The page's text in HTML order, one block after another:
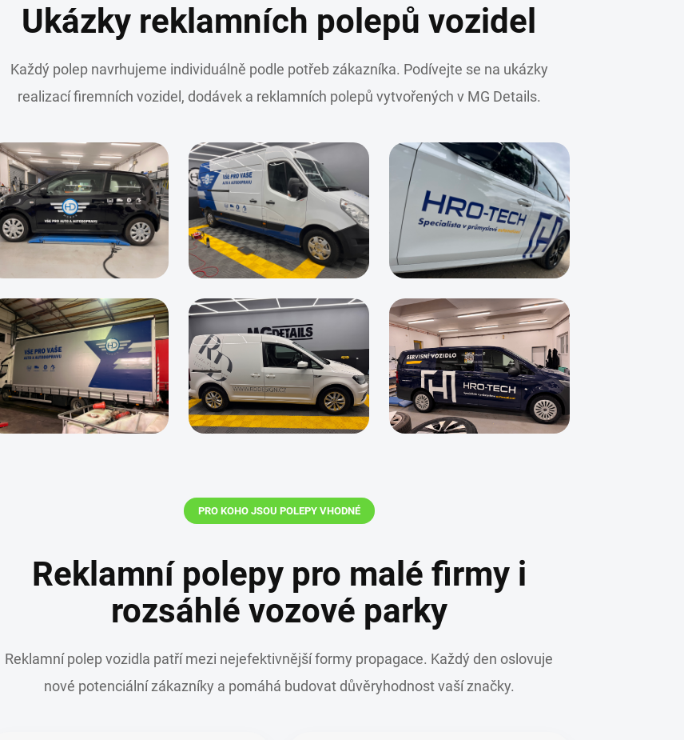
Ukázky reklamních polepů vozidel
Každý polep navrhujeme individuálně podle potřeb zákazníka. Podívejte se na ukázky
realizací firemních vozidel, dodávek a reklamních polepů vytvořených v MG Details.
PRO KOHO JSOU POLEPY VHODNÉ
Reklamní polepy pro malé firmy i
rozsáhlé vozové parky
Reklamní polep vozidla patří mezi nejefektivnější formy propagace. Každý den oslovuje
nové potenciální zákazníky a pomáhá budovat důvěryhodnost vaší značky.